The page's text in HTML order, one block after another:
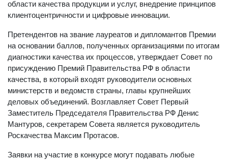
области качества продукции и услуг, внедрение принципов
клиентоцентричности и цифровые инновации.
Претендентов на звание лауреатов и дипломантов Премии
на основании баллов, полученных организациями по итогам
диагностики качества их процессов, утверждает Совет по
присуждению Премий Правительства РФ в области
качества, в который входят руководители основных
министерств и ведомств страны, главы крупнейших
деловых объединений. Возглавляет Совет Первый
Заместитель Председателя Правительства РФ Денис
Мантуров, секретарем Совета является руководитель
Роскачества Максим Протасов.
Заявки на участие в конкурсе могут подавать любые